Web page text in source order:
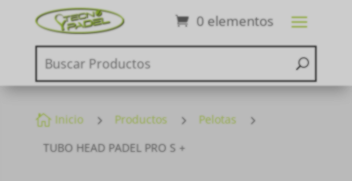
0 elementos
 Inicio 5 Productos 5 Pelotas 5
TUBO HEAD PADEL PRO S +